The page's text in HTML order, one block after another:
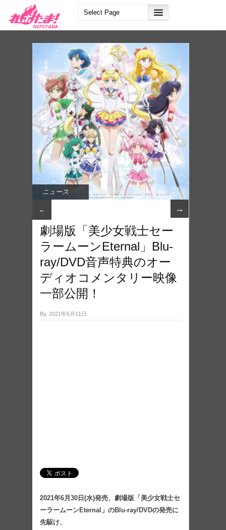
ニュース
← →
劇場版「美少女戦士セー
ラームーンEternal」Blu-
ray/DVD音声特典のオー
ディオコメンタリー映像
一部公開！
By, 2021年6月11日
2021年6月30日(水)発売、劇場版「美少女戦士セ
ーラームーンEternal」のBlu-ray/DVDの発売に
先駆け、